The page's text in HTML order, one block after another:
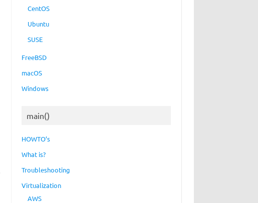
CentOS
Ubuntu
SUSE
FreeBSD
macOS
Windows
main()
HOWTO’s
What is?
Troubleshooting
Virtualization
AWS